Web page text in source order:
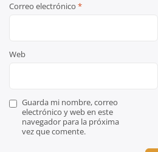
Correo electrónico *
Web
Guarda mi nombre, correo
electrónico y web en este
navegador para la próxima
vez que comente.